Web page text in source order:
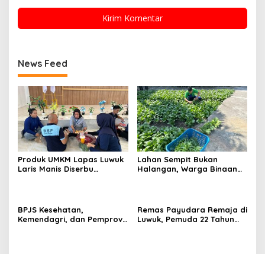
News Feed
Produk UMKM Lapas Luwuk
Laris Manis Diserbu
Lahan Sempit Bukan
Halangan, Warga Binaan
BPJS Kesehatan,
Kemendagri, dan Pemprov
Remas Payudara Remaja di
Luwuk, Pemuda 22 Tahun